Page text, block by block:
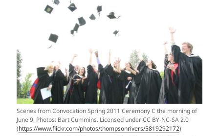
Scenes from Convocation Spring 2011 Ceremony C the morning of
June 9. Photos: Bart Cummins. Licensed under CC BY-NC-SA 2.0
(https://www.flickr.com/photos/thompsonrivers/5819292172)